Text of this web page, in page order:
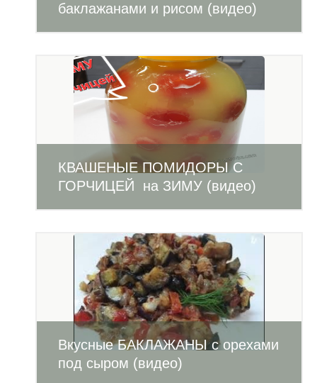
баклажанами и рисом (видео)
КВАШЕНЫЕ ПОМИДОРЫ С
ГОРЧИЦЕЙ на ЗИМУ (видео)
Вкусные БАКЛАЖАНЫ с орехами
под сыром (видео)